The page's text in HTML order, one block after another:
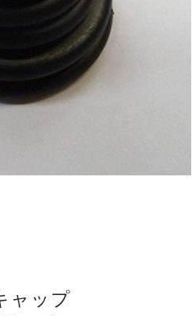
ャップ